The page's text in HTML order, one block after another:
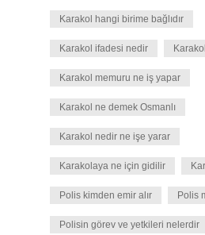
Karakol hangi birime bağlıdır
Karakol ifadesi nedir
Karakol memuru ne iş yapar
Karakol ne demek Osmanlı
Karakol nedir ne işe yarar
Karakolaya ne için gidilir
Polis kimden emir alır Polis
Polisin görev ve yetkileri nelerdir